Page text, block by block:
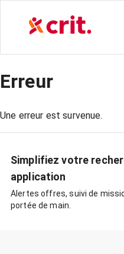
Erreur
Une erreur est survenue.
Simplifiez votre
application
Alertes offres, suivi de
portée de main.